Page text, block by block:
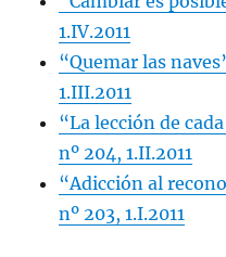
1.IV.2011
“Quemar las
1.III.2011
“La lección de
nº 204, 1.II.2011
“Adicción al
nº 203, 1.I.2011